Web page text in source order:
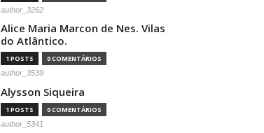
author_3262
Alice Maria Marcon de Nes. Vilas
do Atlântico.
1 POSTS 0 COMENTÁRIOS
author_3539
Alysson Siqueira
1 POSTS 0 COMENTÁRIOS
author_5341